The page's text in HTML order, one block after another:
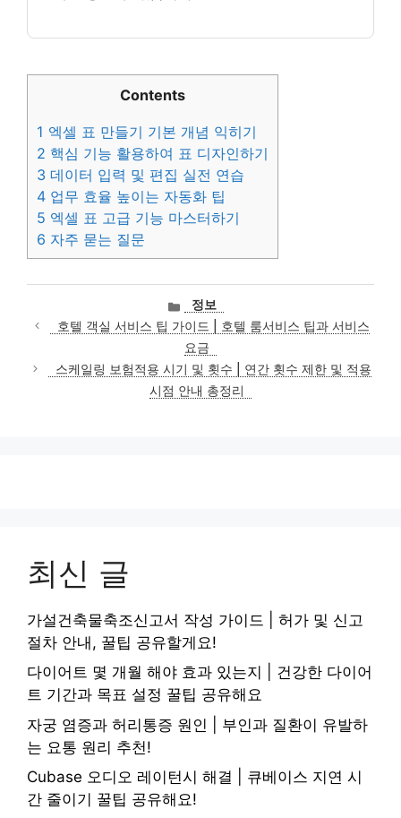
Contents
1 엑셀 표 만들기 기본 개념 익히기
2 핵심 기능 활용하여 표 디자인하기
3 데이터 입력 및 편집 실전 연습
4 업무 효율 높이는 자동화 팁
5 엑셀 표 고급 기능 마스터하기
6 자주 묻는 질문
카
테
고
리
정보
호텔 객실 서비스 팁 가이드 | 호텔 룸서비스 팁과 서비스
요금
스케일링 보험적용 시기 및 횟수 | 연간 횟수 제한 및 적용
시점 안내 총정리
최신 글
가설건축물축조신고서 작성 가이드 | 허가 및 신고
절차 안내, 꿀팁 공유할게요!
다이어트 몇 개월 해야 효과 있는지 | 건강한 다이어
트 기간과 목표 설정 꿀팁 공유해요
자궁 염증과 허리통증 원인 | 부인과 질환이 유발하
는 요통 원리 추천!
Cubase 오디오 레이턴시 해결 | 큐베이스 지연 시
간 줄이기 꿀팁 공유해요!